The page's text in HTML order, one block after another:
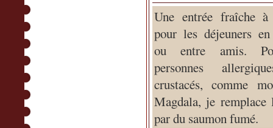
Une entrée fraîche à
pour les déjeuners
ou entre amis.
personnes
crustacés, comme
Magdala, je remplace
par du saumon fumé.